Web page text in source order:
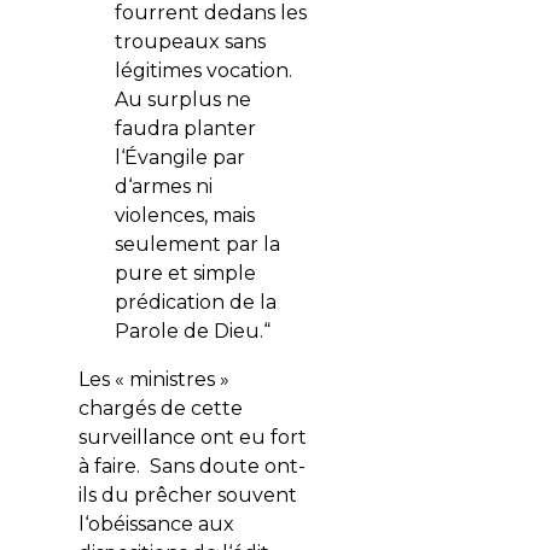
fourrent dedans les
troupeaux sans
légitimes vocation.
Au surplus ne
faudra planter
l‘Évangile par
d‘armes ni
violences, mais
seulement par la
pure et simple
prédication de la
Parole de Dieu.“
Les « ministres »
chargés de cette
surveillance ont eu fort
à faire. Sans doute ont-
ils du prêcher souvent
l‘obéissance aux